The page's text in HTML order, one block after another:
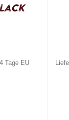
Tage EU